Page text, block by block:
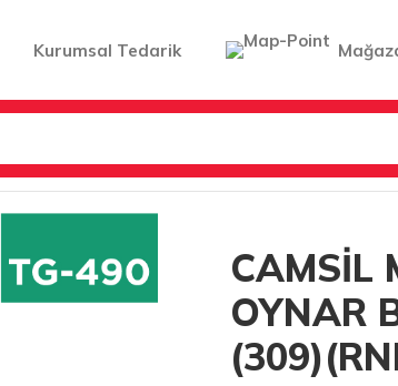
Kurumsal Tedarik
MİKROFİBER OYNAR BAŞLIKLI LÜKS
CAMSİL
OYNAR